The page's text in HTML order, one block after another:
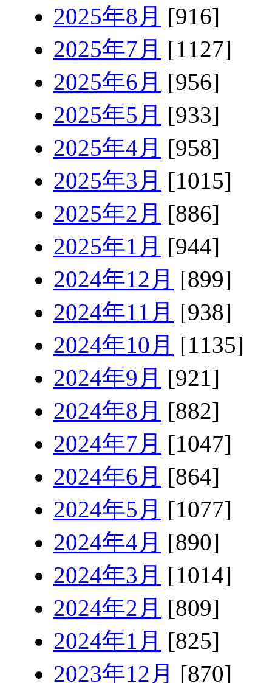
2025年8月 [916]
2025年7月 [1127]
2025年6月 [956]
2025年5月 [933]
2025年4月 [958]
2025年3月 [1015]
2025年2月 [886]
2025年1月 [944]
2024年12月 [899]
2024年11月 [938]
2024年10月 [1135]
2024年9月 [921]
2024年8月 [882]
2024年7月 [1047]
2024年6月 [864]
2024年5月 [1077]
2024年4月 [890]
2024年3月 [1014]
2024年2月 [809]
2024年1月 [825]
2023年12月 [870]